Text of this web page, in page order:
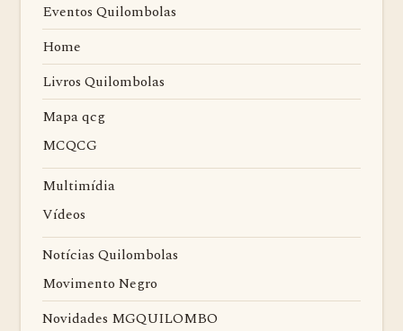
Eventos Quilombolas
Home
Livros Quilombolas
Mapa qcg
MCQCG
Multimídia
Vídeos
Notícias Quilombolas
Movimento Negro
Novidades MGQUILOMBO